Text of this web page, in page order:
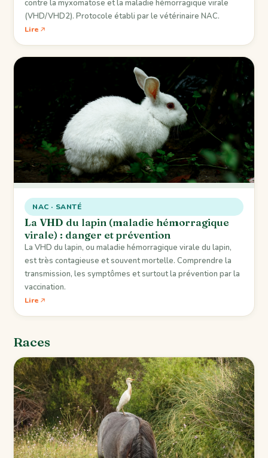
contre la myxomatose et la maladie hémorragique virale
(VHD/VHD2). Protocole établi par le vétérinaire NAC.
Lire
NAC · SANTÉ
La VHD du lapin (maladie hémorragique
virale) : danger et prévention
La VHD du lapin, ou maladie hémorragique virale du lapin,
est très contagieuse et souvent mortelle. Comprendre la
transmission, les symptômes et surtout la prévention par la
vaccination.
Lire
Races